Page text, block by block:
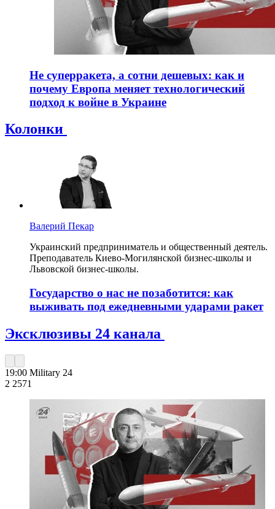
Не суперракета, а сотни дешевых: как и
почему Европа меняет технологический
подход к войне в Украине
Колонки
Валерий Пекар
Украинский предприниматель и общественный деятель.
Преподаватель Киево-Могилянской бизнес-школы и
Львовской бизнес-школы.
Государство о нас не позаботится: как
выживать под ежедневными ударами ракет
Эксклюзивы 24 канала
19:00 Military 24
2 2571